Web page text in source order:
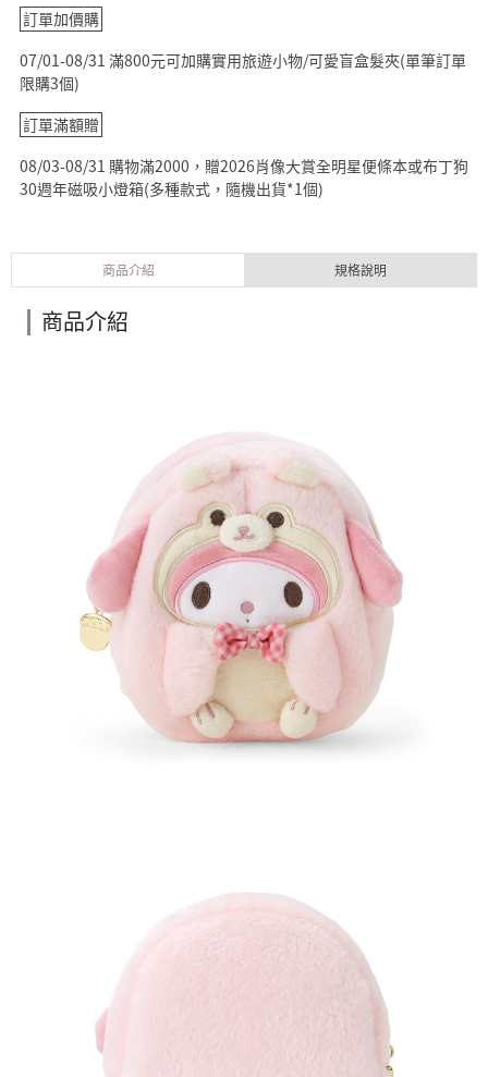
訂單加價購
07/01-08/31 滿800元可加購實用旅遊小物/可愛盲盒髮夾(單筆訂單
限購3個)
訂單滿額贈
08/03-08/31 購物滿2000，贈2026肖像大賞全明星便條本或布丁狗
30週年磁吸小燈箱(多種款式，隨機出貨*1個)
商品介紹 規格說明
商品介紹